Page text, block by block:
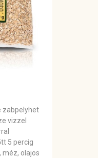
zabpelyhet
vizzel
5 percig
méz, olajos